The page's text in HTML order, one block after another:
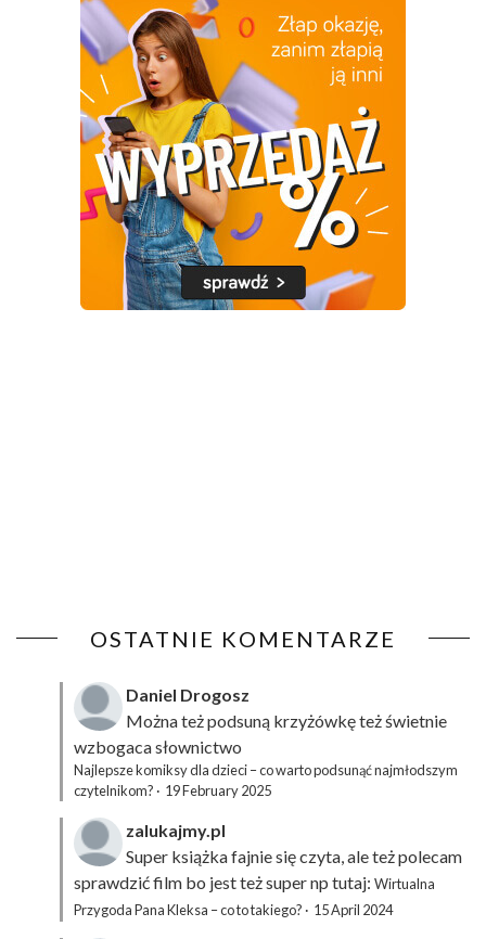
OSTATNIE KOMENTARZE
Daniel Drogosz
Można też podsuną krzyżówkęteż świetnie
wzbogaca słownictwo
Najlepsze komiksy dla dzieci – co warto podsunąć najmłodszym
czytelnikom? · 19 February 2025
zalukajmy.pl
Super książka fajnie się czyta, ale też polecam
sprawdzić film bo jest też super np tutaj: Wirtualna
Przygoda Pana Kleksa – co to takiego? · 15 April 2024